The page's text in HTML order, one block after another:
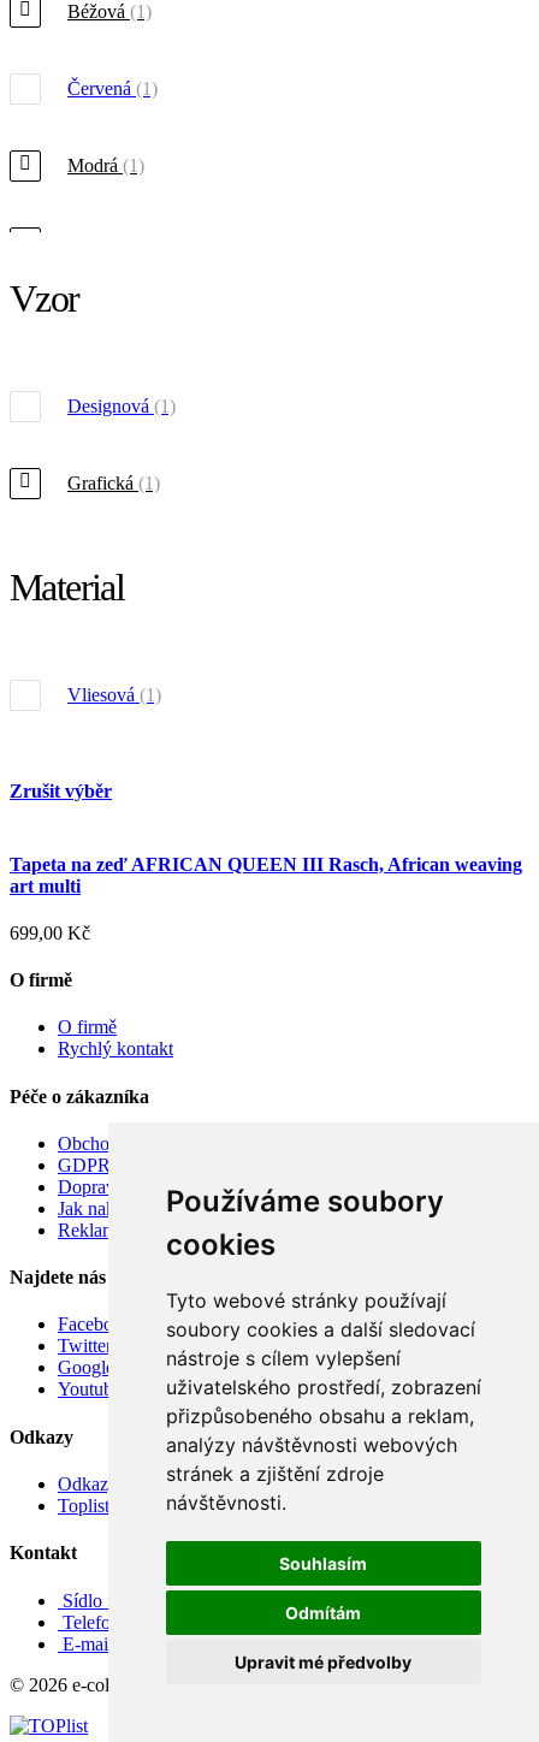
Používáme soubory
cookies
Tyto webové stránky používají
soubory cookies a další sledovací
nástroje s cílem vylepšení
uživatelského prostředí, zobrazení
přizpůsobeného obsahu a reklam,
analýzy návštěvnosti webových
stránek a zjištění zdroje
návštěvnosti.
Souhlasím
Odmítám
Upravit mé předvolby
Béžová (1)
Červená (1)
Modrá (1)
Vzor
Designová (1)
Grafická (1)
Material
Vliesová (1)
Zrušit výběr
Tapeta na zeď AFRICAN QUEEN III Rasch, African weaving
art multi
699,00 Kč
O firmě
O firmě
Rychlý kontakt
Péče o zákazníka
Obchodní podmínky
GDPR
Doprava
Jak nakupovat
Reklamace
Najdete nás
Facebook
Twitter
Google
Youtube
Odkazy
Odkazy
Toplist
Kontakt
Sídlo firmy: Boženy Němcové 739/1, Svitavy 568 02, CZ
Telefon: +420 608 449 590
E-mail: info@e-color.cz
© 2026 e-color.cz